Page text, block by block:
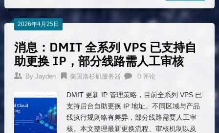
2026年4月25日
消息：DMIT 全系列 VPS 已支持自
助更换 IP，部分线路需人工审核
By Jayden 美国洛杉矶服务器 0 评论
DMIT 更新 IP 管理策略，目前全系列 VPS 已
支持后台自助更换 IP 地址。不同区域与产品
线执行规则略有差异，部分线路需要人工审
核。本文整理最新更换流程、审核机制以及